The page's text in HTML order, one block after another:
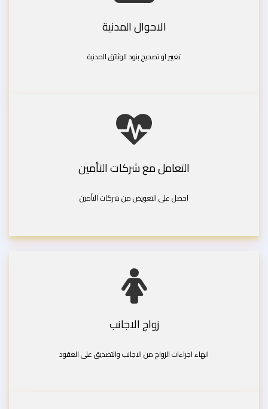
الاحوال المدنية
تغيير او تصحيح بنود الوثائق المدنية
التعامل مع شركات التأمين
احصل على التعويض من شركات التأمين
زواج الاجانب
انهاء اجراءات الزواج من الاجانب والتصديق على العقود